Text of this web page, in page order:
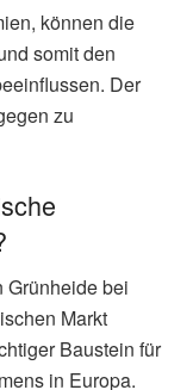
können die
somit den
Der
zu
Grünheide bei
Markt
Baustein für
in Europa.